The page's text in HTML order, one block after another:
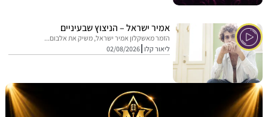
אמיר ישראל – הניצוץ שבעיניים
הזמר מאשקלון אמיר ישראל, משיק את אלבום...
ליאור קלו 02/08/2026